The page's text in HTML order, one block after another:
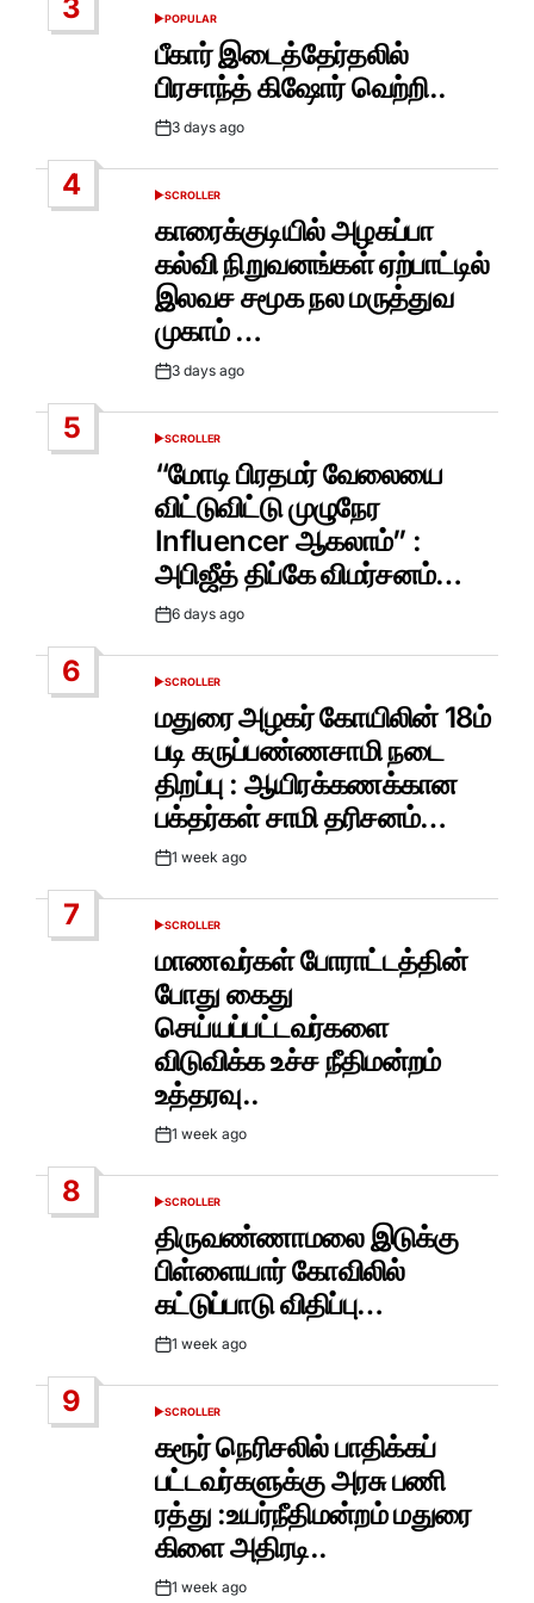
3
POSTED
IN
POPULAR
பீகார் இடைத்தேர்தலில்
பிரசாந்த் கிஷோர் வெற்றி..
Post3 days ago
4
POSTED
SCROLLER
காரைக்குடியில் அழகப்பா
கல்வி நிறுவனங்கள் ஏற்பாட்டில்
இலவச சமூக நல மருத்துவ
முகாம் …
Post3 days ago
5
POSTED
IN
SCROLLER
“மோடி பிரதமர் வேலையை
விட்டுவிட்டு முழுநேர
Influencer ஆகலாம்” :
அபிஜீத் திப்கே விமர்சனம்…
Post6 days ago
6
POSTED
SCROLLER
மதுரை அழகர் கோயிலின் 18ம்
படி கருப்பண்ணசாமி நடை
திறப்பு : ஆயிரக்கணக்கான
பக்தர்கள் சாமி தரிசனம்…
Post1 week ago
7
POSTED
SCROLLER
மாணவர்கள் போராட்டத்தின்
போது கைது
செய்யப்பட்டவர்களை
விடுவிக்க உச்ச நீதிமன்றம்
உத்தரவு..
Post1 week ago
8
POSTED
SCROLLER
திருவண்ணாமலை இடுக்கு
பிள்ளையார் கோவிலில்
கட்டுப்பாடு விதிப்பு…
Post1 week ago
9
POSTED
SCROLLER
கரூர் நெரிசலில் பாதிக்கப்
பட்டவர்களுக்கு அரசு பணி
ரத்து :உயர்நீதிமன்றம் மதுரை
கிளை அதிரடி..
Post1 week ago